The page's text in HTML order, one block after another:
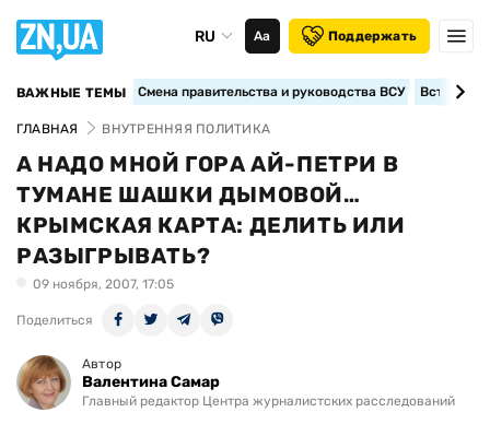
RU Аа Поддержать
ВАЖНЫЕ ТЕМЫ Смена правительства и руководства ВСУ
ГЛАВНАЯ ВНУТРЕННЯЯ ПОЛИТИКА
А НАДО МНОЙ ГОРА АЙ-ПЕТРИ В
ТУМАНЕ ШАШКИ ДЫМОВОЙ…
КРЫМСКАЯ КАРТА: ДЕЛИТЬ ИЛИ
РАЗЫГРЫВАТЬ?
09 ноября, 2007, 17:05
Поделиться
Автор
Валентина Самар
Главный редактор Центра журналистских расследований